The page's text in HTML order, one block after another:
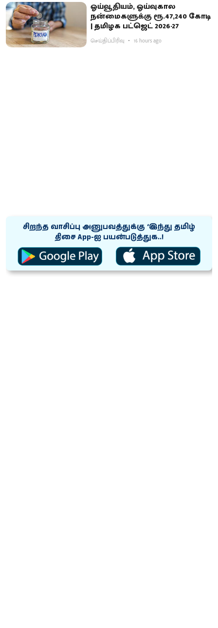
ஓய்வூதியம், ஓய்வுகால
நன்மைகளுக்கு ரூ.47,240 கோடி
| தமிழக பட்ஜெட் 2026-27
செய்திப்பிரிவு 16 hours ago
சிறந்த வாசிப்பு அனுபவத்துக்கு ‘இந்து தமிழ்
திசை App-ஐ பயன்படுத்துக..!